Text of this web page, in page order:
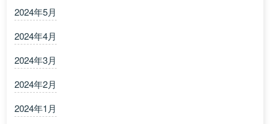
2024年5月
2024年4月
2024年3月
2024年2月
2024年1月